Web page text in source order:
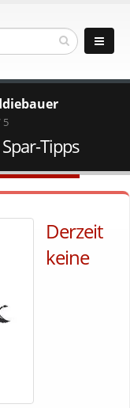
5
Tipps
Derzeit
keine